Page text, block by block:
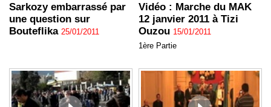
Sarkozy embarrassé par
une question sur
Bouteflika 25/01/2011
Vidéo : Marche du MAK
12 janvier 2011 à Tizi
Ouzou 15/01/2011
1ère Partie